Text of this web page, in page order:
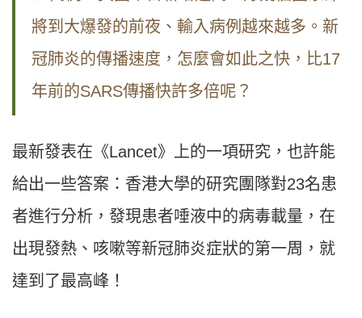
將到大爆發的前夜、輸入病例越來越多。新
冠肺炎的傳播速度，怎麼會如此之快，比17
年前的SARS傳播快許多倍呢？
最新發表在《Lancet》上的一項研究，也許能
給出一些答案：香港大學的研究團隊對23名患
者進行分析，發現患者唾液中的病毒載量，在
出現發熱、咳嗽等新冠肺炎症狀的第一周，就
達到了最高峰！